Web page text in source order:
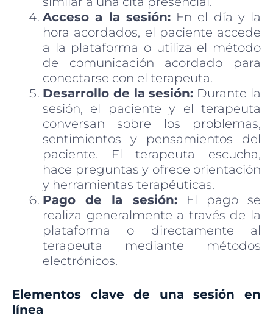
Acceso a la sesión:En el día y la
hora acordados, el paciente accede
a la plataforma o utiliza el método
de comunicación acordado para
conectarse con el terapeuta.
Desarrollo de la sesión: Durante la
sesión, el paciente y el terapeuta
conversan sobre los problemas,
sentimientos y pensamientos del
paciente. El terapeuta escucha,
hace preguntas y ofrece orientación
y herramientas terapéuticas.
Pago de la sesión:El pago se
realiza generalmente a través de la
plataforma o directamente al
terapeuta mediante métodos
electrónicos.
Elementos clave de una sesión en
línea